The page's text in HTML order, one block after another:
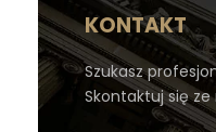
KONTAKT
Szukasz
Skontaktuj się ze